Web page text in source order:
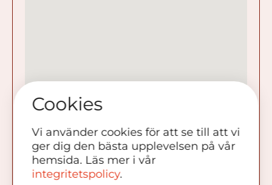
Cookies
Vi använder cookies för att se till att vi
ger dig den bästa upplevelsen på vår
hemsida. Läs mer i vår
integritetspolicy.